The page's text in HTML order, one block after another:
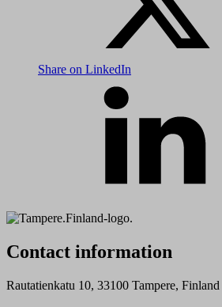
Share on LinkedIn
Contact information
Rautatienkatu 10, 33100 Tampere, Finland